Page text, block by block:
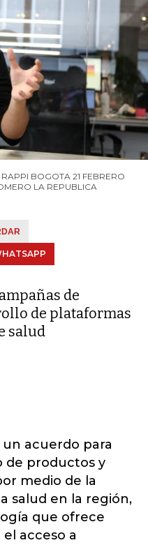
BOGOTA 21 FEBRERO
LA REPUBLICA
de
de plataformas
salud
acuerdo para
de productos y
medio de la
salud en la región,
que ofrece
acceso a